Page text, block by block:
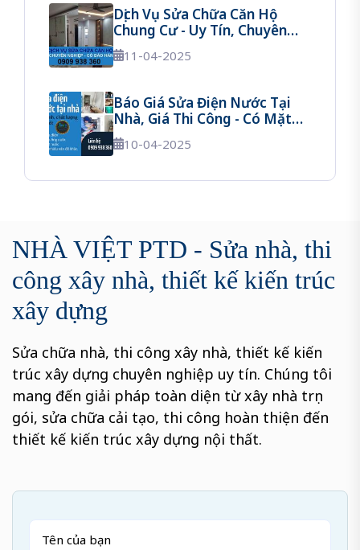
Dịch Vụ Sửa Chữa Căn Hộ
Chung Cư - Uy Tín, Chuyên
Nghiệp, Có Bảo Hành
11-04-2025
Báo Giá Sửa Điện Nước Tại
Nhà, Giá Thi Công - Có Mặt
Sau 30 Phút
10-04-2025
NHÀ VIỆT PTD - Sửa nhà, thi
công xây nhà, thiết kế kiến trúc
xây dựng
Sửa chữa nhà, thi công xây nhà, thiết kế kiến
trúc xây dựng chuyên nghiệp uy tín. Chúng tôi
mang đến giải pháp toàn diện từ xây nhà trọn
gói, sửa chữa cải tạo, thi công hoàn thiện đến
thiết kế kiến trúc xây dựng nội thất.